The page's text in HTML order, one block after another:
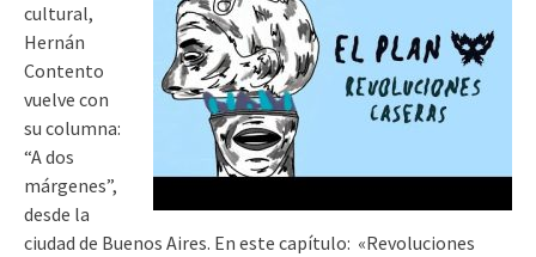
cultural,
Hernán
Contento
vuelve con
su columna:
“A dos
márgenes”,
desde la
ciudad de Buenos Aires. En este capítulo: «Revoluciones